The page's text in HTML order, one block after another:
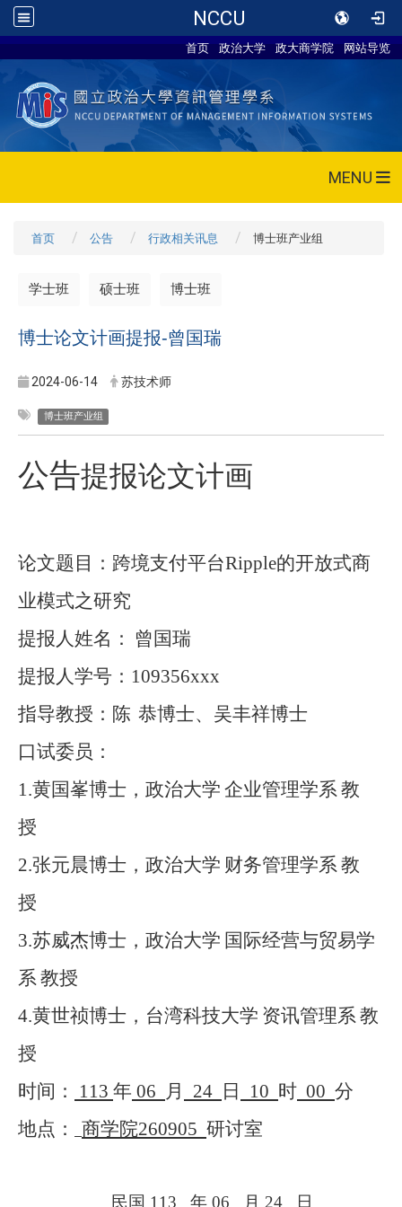
NCCU
首页 政治大学 政大商学院 网站导览
MENU
首页 公告 行政相关讯息 博士班产业组
学士班 硕士班 博士班
博士论文计画提报-曾国瑞
2024-06-14 苏技术师
博士班产业组
公告提报论文计画
论文题目：跨境支付平台Ripple的开放式商
业模式之研究
提报人姓名：
曾国瑞
提报人学号： 109356xxx
指导教授：陈 恭博士、吴丰祥博士
口试委员：
1.黄国峯博士，政治大学 企业管理学系教
授
2.张元晨博士，政治大学 财务管理学系教
授
3.苏威杰博士，政治大学 国际经营与贸易学
系教授
4.黄世祯博士，台湾科技大学 资讯管理系教
授
时间：
113 年 06 月 24 日 10 时 00 分
地点：
商学院260905 研讨室
民国 113 年 06 月 24 日